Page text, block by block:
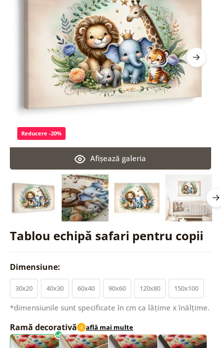
Tablou echipă safari pentru copii
Afişează galeria
Reducere -20%
Dimensiune:
30x20 40x30 60x40 90x60 120x80 150x100
*dimensiunile sunt specificate în cm ca lățime x înălțime.
Ramă decorativă i află mai multe